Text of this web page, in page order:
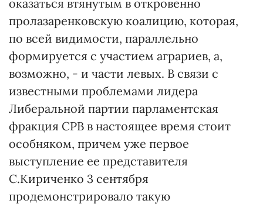
оказаться втянутым в откровенно
пролазаренковскую коалицию, которая,
по всей видимости, параллельно
формируется с участием аграриев, а,
возможно, - и части левых. В связи с
известными проблемами лидера
Либеральной партии парламентская
фракция СРВ в настоящее время стоит
особняком, причем уже первое
выступление ее представителя
С.Кириченко 3 сентября
продемонстрировало такую